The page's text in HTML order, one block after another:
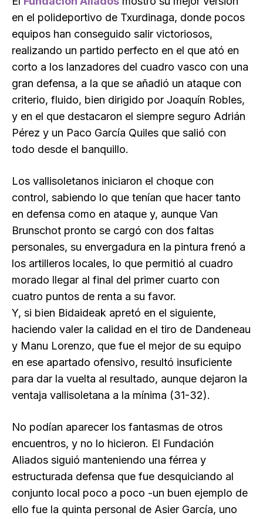
en el polideportivo de Txurdinaga, donde pocos
equipos han conseguido salir victoriosos,
realizando un partido perfecto en el que ató en
corto a los lanzadores del cuadro vasco con una
gran defensa, a la que se añadió un ataque con
criterio, fluido, bien dirigido por Joaquín Robles,
y en el que destacaron el siempre seguro Adrián
Pérez y un Paco García Quiles que salió con
todo desde el banquillo.
Los vallisoletanos iniciaron el choque con
control, sabiendo lo que tenían que hacer tanto
en defensa como en ataque y, aunque Van
Brunschot pronto se cargó con dos faltas
personales, su envergadura en la pintura frenó a
los artilleros locales, lo que permitió al cuadro
morado llegar al final del primer cuarto con
cuatro puntos de renta a su favor.
Y, si bien Bidaideak apretó en el siguiente,
haciendo valer la calidad en el tiro de Dandeneau
y Manu Lorenzo, que fue el mejor de su equipo
en ese apartado ofensivo, resultó insuficiente
para dar la vuelta al resultado, aunque dejaron la
ventaja vallisoletana a la mínima (31-32).
No podían aparecer los fantasmas de otros
encuentros, y no lo hicieron. El Fundación
Aliados siguió manteniendo una férrea y
estructurada defensa que fue desquiciando al
conjunto local poco a poco -un buen ejemplo de
ello fue la quinta personal de Asier García, uno